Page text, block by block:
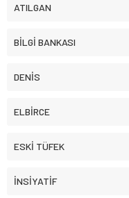
ATILGAN
BİLGİ BANKASI
DENİS
ELBİRCE
ESKİ TÜFEK
İNSİYATİF